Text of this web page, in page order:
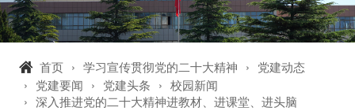
首页 学习宣传贯彻党的二十大精神
党建动态
党建要闻
党建头条
校园新闻
深入推进党的二十大精神进教材、进课堂、进头脑